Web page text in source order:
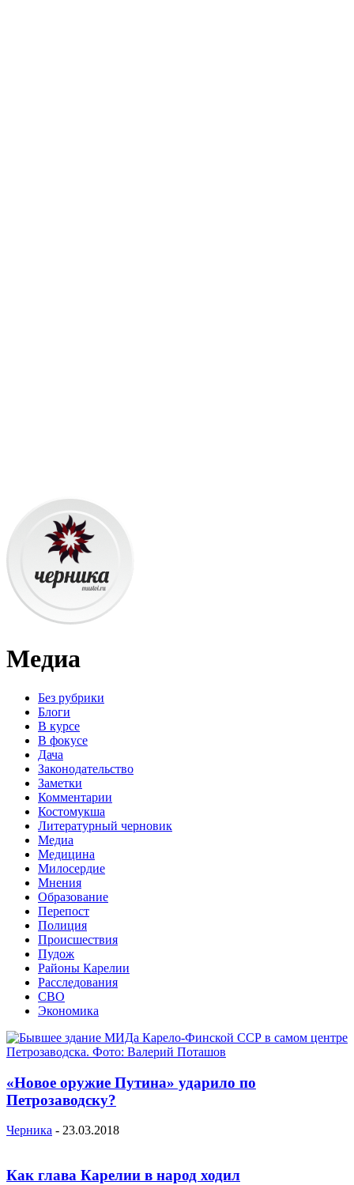
Медиа
Без рубрики
Блоги
В курсе
В фокусе
Дача
Законодательство
Заметки
Комментарии
Костомукша
Литературный черновик
Медиа
Медицина
Милосердие
Мнения
Образование
Перепост
Полиция
Происшествия
Пудож
Районы Карелии
Расследования
СВО
Экономика
«Новое оружие Путина» ударило по
Петрозаводску?
Черника - 23.03.2018
Как глава Карелии в народ ходил